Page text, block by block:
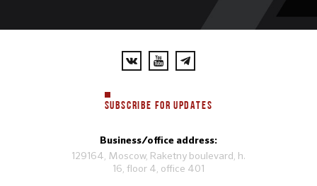
SUBSCRIBE FOR UPDATES
Business/office address:
129164, Moscow, Raketny boulevard, h.
16, floor 4, office 401